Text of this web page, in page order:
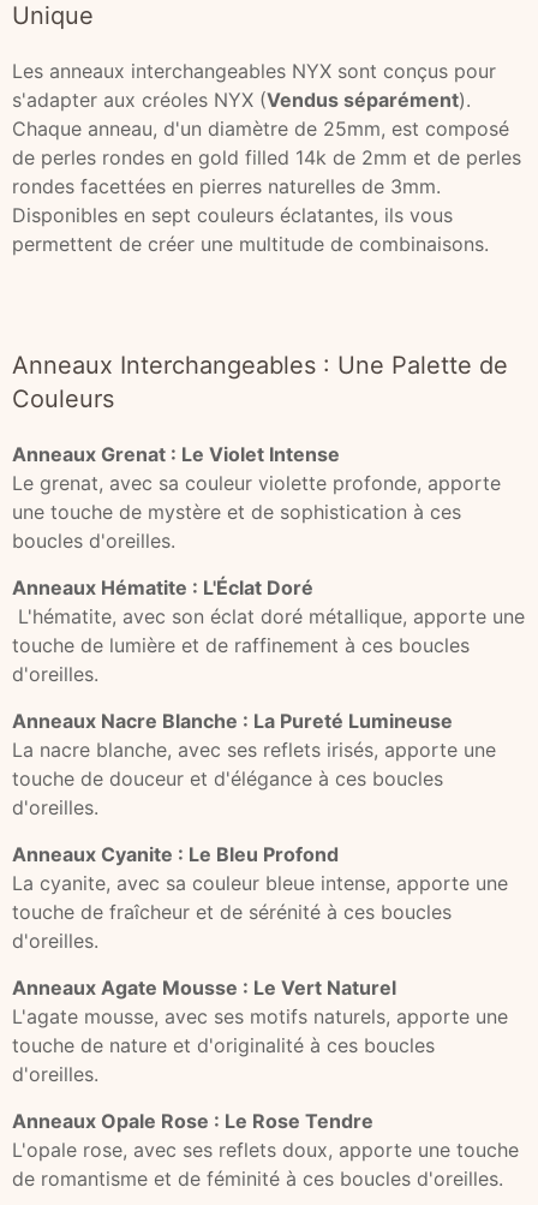
Unique
Les anneaux interchangeables NYX sont conçus pour
s'adapter aux créoles NYX (Vendus séparément).
Chaque anneau, d'un diamètre de 25mm, est composé
de perles rondes en gold filled 14k de 2mm et de perles
rondes facettées en pierres naturelles de 3mm.
Disponibles en sept couleurs éclatantes, ils vous
permettent de créer une multitude de combinaisons.
Anneaux Interchangeables : Une Palette de
Couleurs
Anneaux Grenat : Le Violet Intense
Le grenat, avec sa couleur violette profonde, apporte
une touche de mystère et de sophistication à ces
boucles d'oreilles.
Anneaux Hématite : L'Éclat Doré
L'hématite, avec son éclat doré métallique, apporte une
touche de lumière et de raffinement à ces boucles
d'oreilles.
Anneaux Nacre Blanche : La Pureté Lumineuse
La nacre blanche, avec ses reflets irisés, apporte une
touche de douceur et d'élégance à ces boucles
d'oreilles.
Anneaux Cyanite : Le Bleu Profond
La cyanite, avec sa couleur bleue intense, apporte une
touche de fraîcheur et de sérénité à ces boucles
d'oreilles.
Anneaux Agate Mousse : Le Vert Naturel
L'agate mousse, avec ses motifs naturels, apporte une
touche de nature et d'originalité à ces boucles
d'oreilles.
Anneaux Opale Rose : Le Rose Tendre
L'opale rose, avec ses reflets doux, apporte une touche
de romantisme et de féminité à ces boucles d'oreilles.